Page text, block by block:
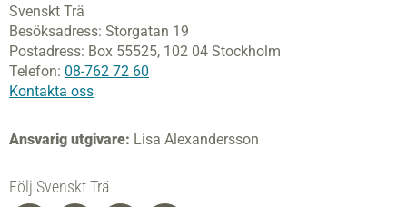
Svenskt Trä
Besöksadress: Storgatan 19
Postadress: Box 55525, 102 04 Stockholm
Telefon: 08-762 72 60
Kontakta oss
Ansvarig utgivare: Lisa Alexandersson
Följ Svenskt Trä